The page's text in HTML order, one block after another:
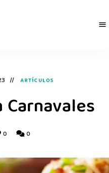
ARTÍCULOS
Carnavales
0 0